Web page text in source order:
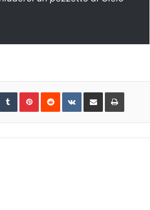
TumblrPinterestReddit VKontakteShare
Email
Print